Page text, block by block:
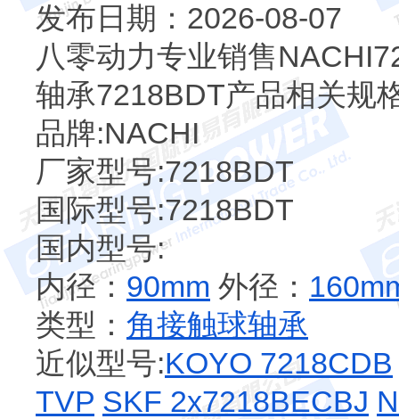
发布日期：2026-08-07
八零动力专业销售
轴承7218BDT产品相关规
品牌:NACHI
厂家型号:7218BDT
国际型号:7218BDT
国内型号:
内径： 90mm 外径：
类型： 角接触球轴承
近似型号:KOYO 7218CDB
TVP SKF 2x7218BECBJ